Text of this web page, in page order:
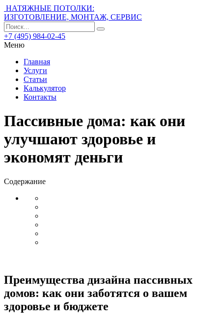
НАТЯЖНЫЕ ПОТОЛКИ:
ИЗГОТОВЛЕНИЕ, МОНТАЖ, СЕРВИС
+7 (495) 984-02-45
Меню
Главная
Услуги
Статьи
Калькулятор
Контакты
Пассивные дома: как они
улучшают здоровье и
экономят деньги
Содержание
Преимущества дизайна пассивных
домов: как они заботятся о вашем
здоровье и бюджете